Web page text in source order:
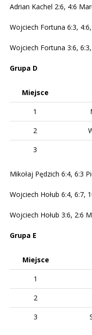
Adrian Kachel 2:6, 4:6
Wojciech Fortuna 6:3,
Wojciech Fortuna 3:6,
Grupa D
Miejsce
1
2
3
Mikołaj Pędzich 6:4, 6:3
Wojciech Hołub 6:4, 6:7,
Wojciech Hołub 3:6, 2:6
Grupa E
Miejsce
1
2
3